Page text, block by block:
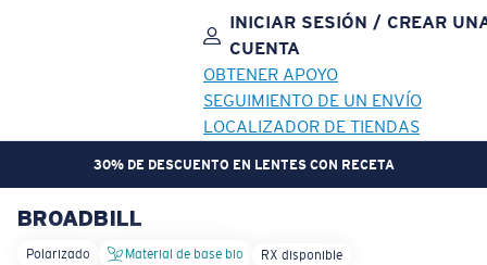
INICIAR SESIÓN / CREAR
CUENTA
OBTENER APOYO
SEGUIMIENTO DE UN ENVÍO
LOCALIZADOR DE TIENDAS
30% DE DESCUENTO EN LENTES CON RECETA
OBJETIVO ACTUALIZADO
BROADBILL
Polarizado Material de base bio RX disponible